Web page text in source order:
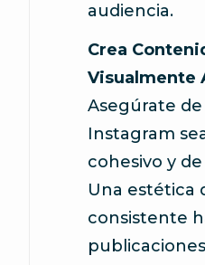
audiencia.
Crea
Visualmente
Asegúrate
Instagram
cohesivo y
Una estética
consistente